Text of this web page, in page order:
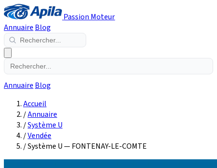
Passion Moteur
Annuaire Blog
Annuaire Blog
Accueil
/Annuaire
/Système U
/Vendée
/Système U — FONTENAY-LE-COMTE